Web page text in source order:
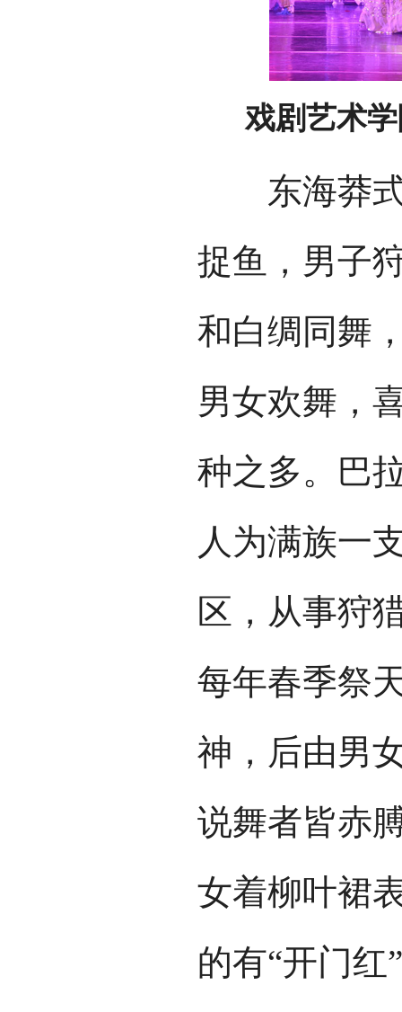
戏剧艺术
东海莽式
捉鱼，男子
和白绸同舞
男女欢舞，
种之多。巴
人为满族一
区，从事狩
每年春季祭
神，后由男
说舞者皆赤
女着柳叶裙
的有“开门红